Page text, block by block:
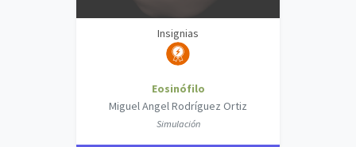
Insignias
Eosinófilo
Miguel Angel Rodríguez Ortiz
Simulación